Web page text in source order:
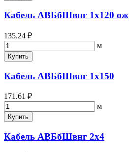
Кабель АВБбШвнг 1х120 ож
135.24 ₽
м
Купить
Кабель АВБбШвнг 1х150
171.61 ₽
м
Купить
Кабель АВБбШвнг 2х4